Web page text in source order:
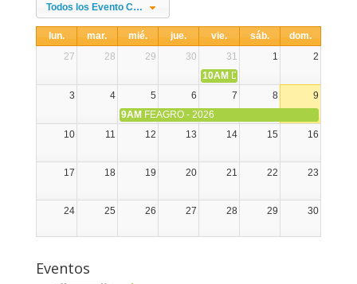
Todos los Evento Categories
lun. mar. mié. jue. vie. sáb.
dom.
27
28 29 30 31 1
2
10AM DIA NACIONAL DE LA
3
4 5 6 7 8
9
9AM FEAGRO - 2026
10
11 12 13 14 15 16
17 18 19 20 21 22 23
24 25 26 27 28 29 30
Eventos